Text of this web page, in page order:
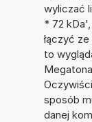
wyliczać
* 72
łączyć
to
sposób
danej